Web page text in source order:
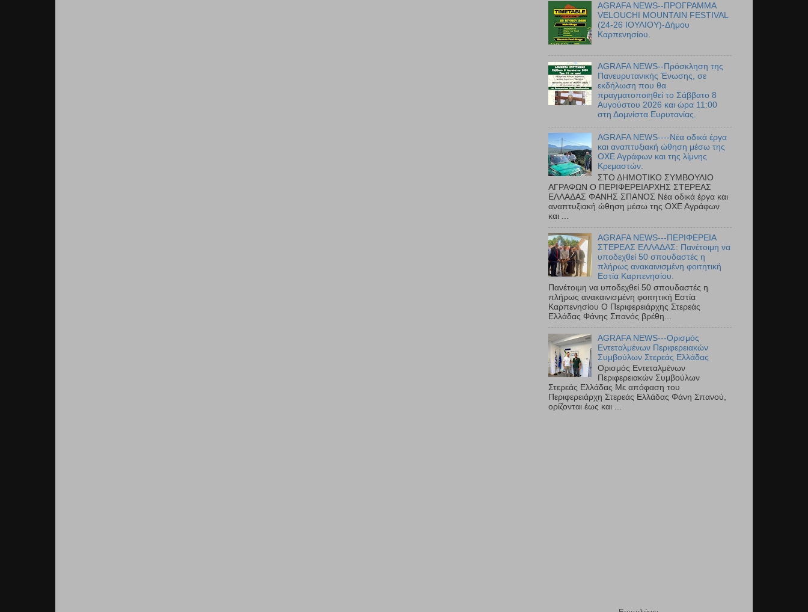
AGRAFA NEWS--ΠΡΟΓΡΑΜΜΑ
VELOUCHI MOUNTAIN FESTIVAL
(24-26 ΙΟΥΛΙΟΥ)-Δήμου
Καρπενησίου.
AGRAFA NEWS--Πρόσκληση της
Πανευρυτανικής Ένωσης, σε
εκδήλωση που θα
πραγματοποιηθεί το Σάββατο 8
Αυγούστου 2026 και ώρα 11:00
στη Δομνίστα Ευρυτανίας.
AGRAFA NEWS----Νέα οδικά έργα
και αναπτυξιακή ώθηση μέσω της
ΟΧΕ Αγράφων και της λίμνης
Κρεμαστών.
ΣΤΟ ΔΗΜΟΤΙΚΟ ΣΥΜΒΟΥΛΙΟ
ΑΓΡΑΦΩΝ Ο ΠΕΡΙΦΕΡΕΙΑΡΧΗΣ ΣΤΕΡΕΑΣ
ΕΛΛΑΔΑΣ ΦΑΝΗΣ ΣΠΑΝΟΣ Νέα οδικά έργα και
αναπτυξιακή ώθηση μέσω της ΟΧΕ Αγράφων
και ...
AGRAFA NEWS---ΠΕΡΙΦΕΡΕΙΑ
ΣΤΕΡΕΑΣ ΕΛΛΑΔΑΣ: Πανέτοιμη να
υποδεχθεί 50 σπουδαστές η
πλήρως ανακαινισμένη φοιτητική
Εστία Καρπενησίου.
Πανέτοιμη να υποδεχθεί 50 σπουδαστές η
πλήρως ανακαινισμένη φοιτητική Εστία
Καρπενησίου Ο Περιφερειάρχης Στερεάς
Ελλάδας Φάνης Σπανός βρέθη...
AGRAFA NEWS---Ορισμός
Εντεταλμένων Περιφερειακών
Συμβούλων Στερεάς Ελλάδας
Ορισμός Εντεταλμένων
Περιφερειακών Συμβούλων
Στερεάς Ελλάδας Με απόφαση του
Περιφερειάρχη Στερεάς Ελλάδας Φάνη Σπανού,
ορίζονται έως και ...